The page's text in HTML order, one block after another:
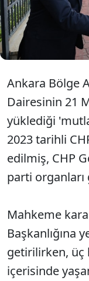
taraf
paylaşan
son anda
Ankara Bölge
Dairesinin 21
yüklediği
2023 tarihli
edilmiş, CHP
parti organları
Mahkeme
Başkanlığına
getirilirken, üç
içerisinde